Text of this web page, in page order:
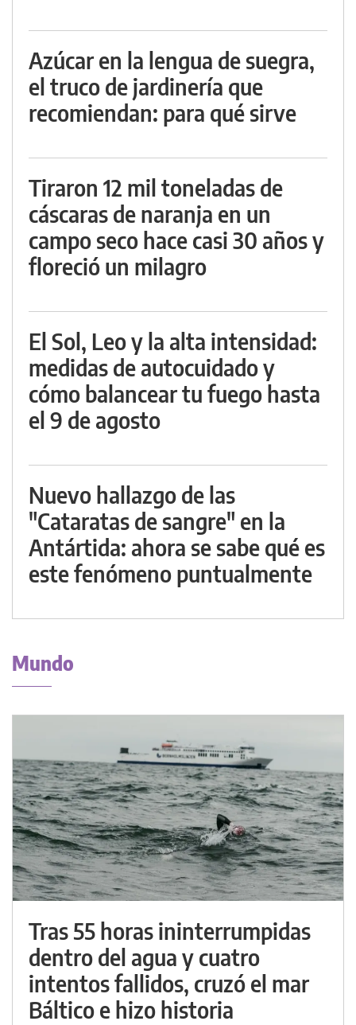
Azúcar en la lengua de suegra,
el truco de jardinería que
recomiendan: para qué sirve
Tiraron 12 mil toneladas de
cáscaras de naranja en un
campo seco hace casi 30 años y
floreció un milagro
El Sol, Leo y la alta intensidad:
medidas de autocuidado y
cómo balancear tu fuego hasta
el 9 de agosto
Nuevo hallazgo de las
"Cataratas de sangre" en la
Antártida: ahora se sabe qué es
este fenómeno puntualmente
Mundo
Tras 55 horas ininterrumpidas
dentro del agua y cuatro
intentos fallidos, cruzó el mar
Báltico e hizo historia